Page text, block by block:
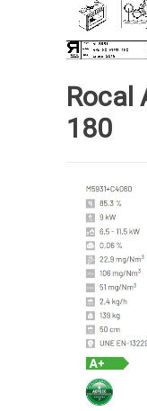
Rocal
180